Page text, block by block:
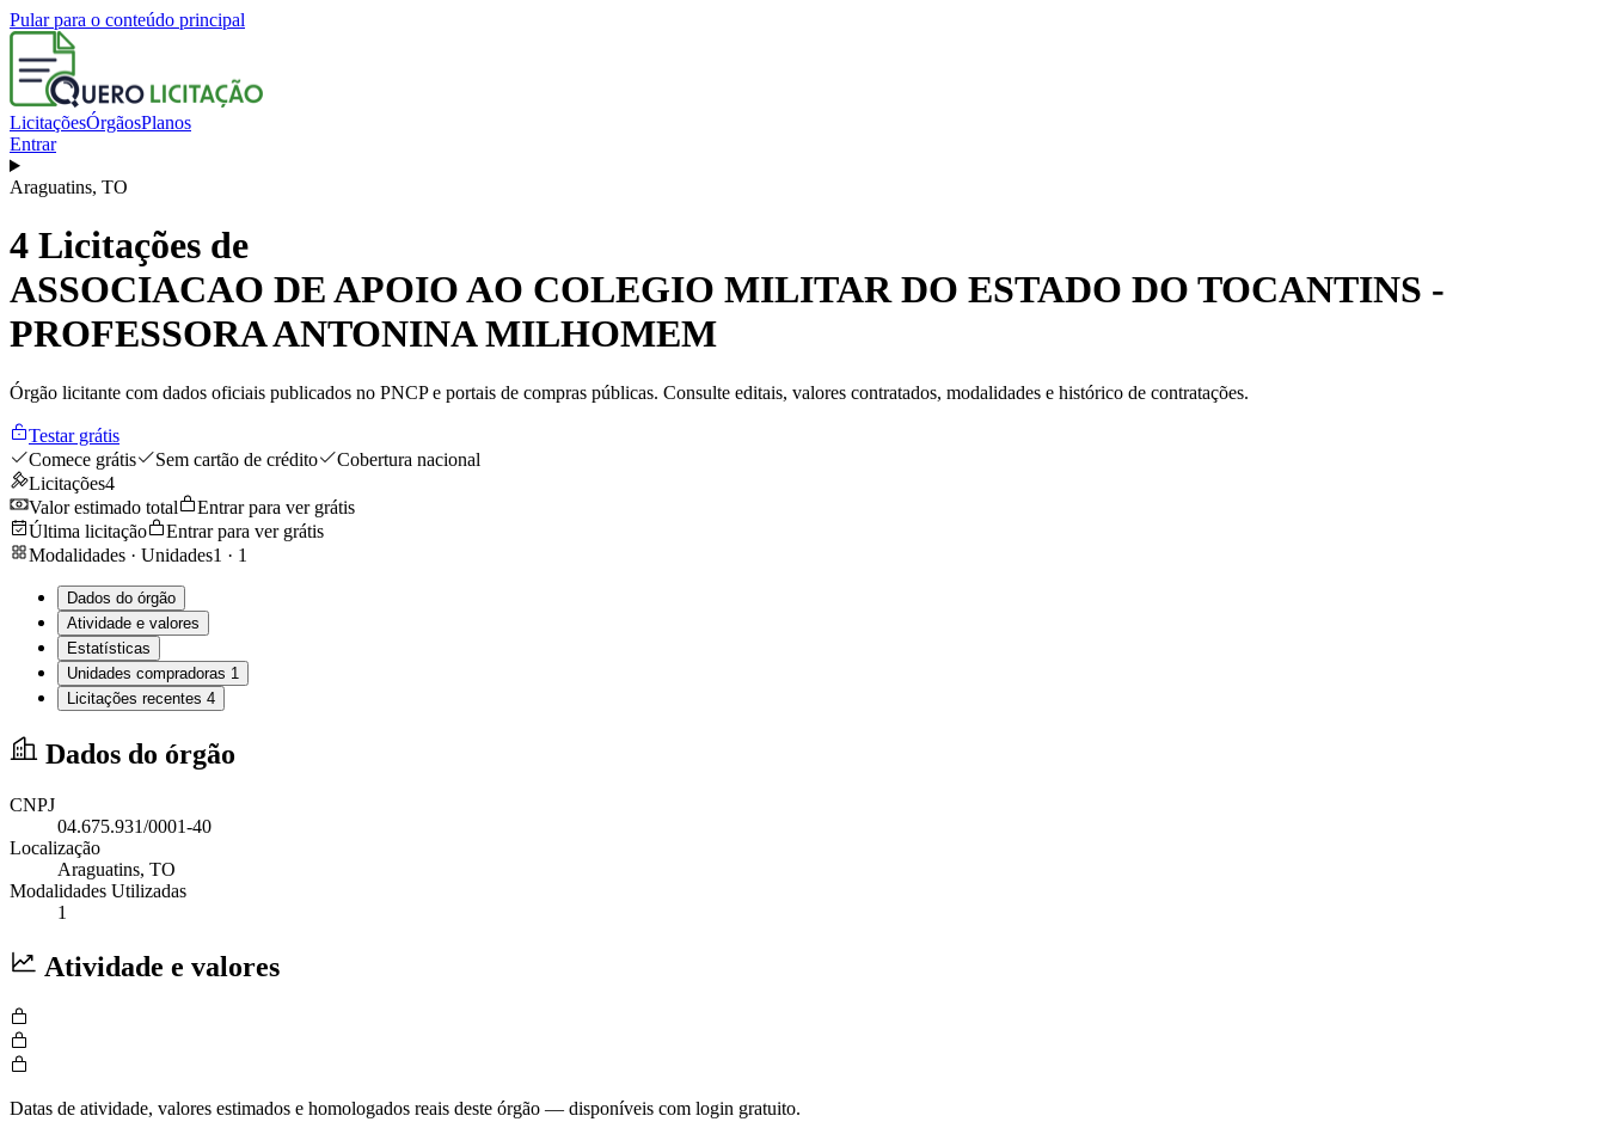
Pular para o conteúdo principal
LicitaçõesÓrgãosPlanos
Entrar
Araguatins, TO
4 Licitações de
ASSOCIACAO DE APOIO AO COLEGIO MILITAR DO ESTADO DO TOCANTINS -
PROFESSORA ANTONINA MILHOMEM
Órgão licitante com dados oficiais publicados no PNCP e portais de compras públicas. Consulte editais, valores contratados, modalidades e histórico de contratações.
Testar grátis
Comece grátis
Sem cartão de crédito
Cobertura nacional
Licitações4
Valor estimado total
Entrar para ver grátis
Última licitação
Entrar para ver grátis
Modalidades · Unidades1 · 1
Dados do órgão
Atividade e valores
Estatísticas
Unidades compradoras 1
Licitações recentes 4
Dados do órgão
CNPJ
04.675.931/0001-40
Localização
Araguatins, TO
Modalidades Utilizadas
1
Atividade e valores
Datas de atividade, valores estimados e homologados reais deste órgão — disponíveis com login gratuito.